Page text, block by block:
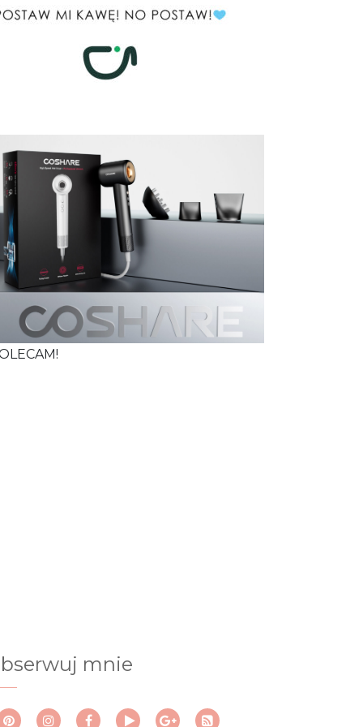
mnie